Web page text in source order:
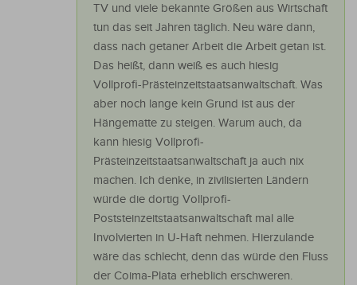
TV und viele bekannte Größen aus Wirtschaft
tun das seit Jahren täglich. Neu wäre dann,
dass nach getaner Arbeit die Arbeit getan ist.
Das heißt, dann weiß es auch hiesig
Vollprofi-Prästeinzeitstaatsanwaltschaft. Was
aber noch lange kein Grund ist aus der
Hängematte zu steigen. Warum auch, da
kann hiesig Vollprofi-
Prästeinzeitstaatsanwaltschaft ja auch nix
machen. Ich denke, in zivilisierten Ländern
würde die dortig Vollprofi-
Poststeinzeitstaatsanwaltschaft mal alle
Involvierten in U-Haft nehmen. Hierzulande
wäre das schlecht, denn das würde den Fluss
der Coima-Plata erheblich erschweren.